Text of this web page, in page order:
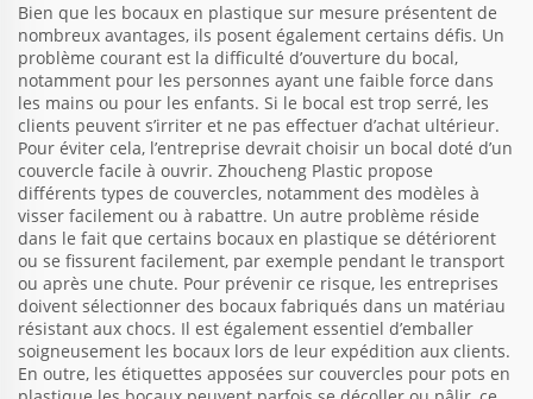
Bien que les bocaux en plastique sur mesure présentent de
nombreux avantages, ils posent également certains défis. Un
problème courant est la difficulté d’ouverture du bocal,
notamment pour les personnes ayant une faible force dans
les mains ou pour les enfants. Si le bocal est trop serré, les
clients peuvent s’irriter et ne pas effectuer d’achat ultérieur.
Pour éviter cela, l’entreprise devrait choisir un bocal doté d’un
couvercle facile à ouvrir. Zhoucheng Plastic propose
différents types de couvercles, notamment des modèles à
visser facilement ou à rabattre. Un autre problème réside
dans le fait que certains bocaux en plastique se détériorent
ou se fissurent facilement, par exemple pendant le transport
ou après une chute. Pour prévenir ce risque, les entreprises
doivent sélectionner des bocaux fabriqués dans un matériau
résistant aux chocs. Il est également essentiel d’emballer
soigneusement les bocaux lors de leur expédition aux clients.
En outre, les étiquettes apposées sur couvercles pour pots en